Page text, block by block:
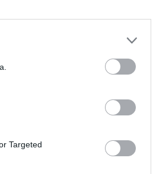
Targeted